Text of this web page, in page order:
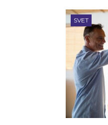
SVET